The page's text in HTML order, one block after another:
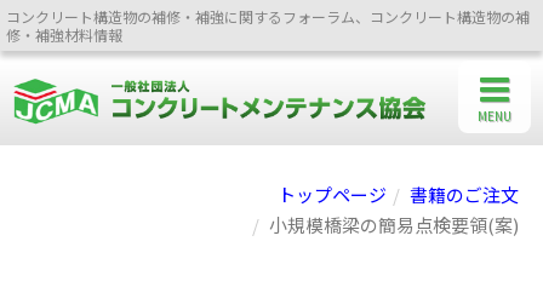
コンクリート構造物の補修・補強に関するフォーラム、コンクリート構造物の補
修・補強材料情報
トップページ
書籍のご注文
小規模橋梁の簡易点検要領(案)
MENU